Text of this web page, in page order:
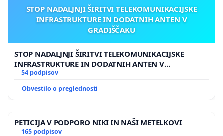
STOP NADALJNJI ŠIRITVI TELEKOMUNIKACIJSKE
INFRASTRUKTURE IN DODATNIH ANTEN V
GRADIŠČAKU
STOP NADALJNJI ŠIRITVI TELEKOMUNIKACIJSKE
INFRASTRUKTURE IN DODATNIH ANTEN V
GRADIŠČAKU
54 podpisov
Obvestilo o preglednosti
PETICIJA V PODPORO NIKI IN NAŠI METELKOVI
165 podpisov